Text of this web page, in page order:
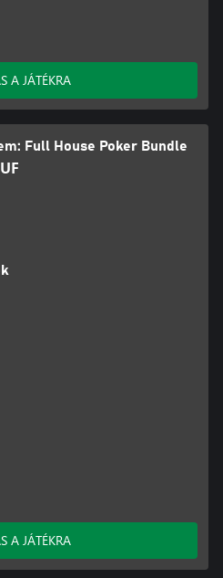
A JÁTÉKRA
Full House Poker Bundle
A JÁTÉKRA